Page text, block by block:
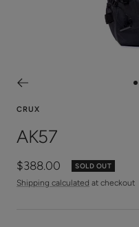
CRUX
AK57
Sale
price
$388.00 SOLD OUT
Shipping calculated at checkout